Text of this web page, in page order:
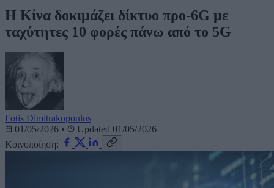
Η Κίνα δοκιμάζει δίκτυο προ-6G με
ταχύτητες 10 φορές πάνω από το 5G
Fotis Dimitrakopoulos
01/05/2026 •
Updated 01/05/2026
Κοινοποίηση: